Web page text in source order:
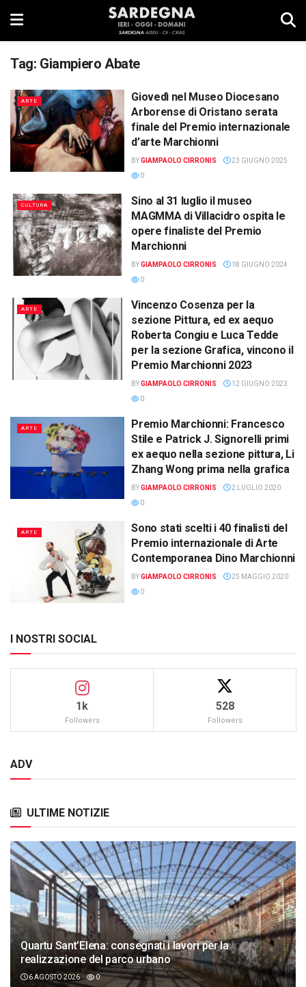
Tag: Giampiero Abate
ARTE
Giovedì nel Museo Diocesano
Arborense di Oristano serata
finale del Premio internazionale
d’arte Marchionni
BYGIAMPAOLO CIRRONIS
23 GIUGNO 2025
0
CULTURA
Sino al 31 luglio il museo
MAGMMA di Villacidro ospita le
opere finaliste del Premio
Marchionni
BYGIAMPAOLO CIRRONIS
18 GIUGNO 2024
0
ARTE
Vincenzo Cosenza per la
sezione Pittura, ed ex aequo
Roberta Congiu e Luca Tedde
per la sezione Grafica, vincono il
Premio Marchionni 2023
BYGIAMPAOLO CIRRONIS
12 GIUGNO 2023
0
ARTE
Premio Marchionni: Francesco
Stile e Patrick J. Signorelli primi
ex aequo nella sezione pittura, Li
Zhang Wong prima nella grafica
BYGIAMPAOLO CIRRONIS
2 LUGLIO 2020
0
ARTE
Sono stati scelti i 40 finalisti del
Premio internazionale di Arte
Contemporanea Dino Marchionni
BYGIAMPAOLO CIRRONIS
25 MAGGIO 2020
0
I NOSTRI SOCIAL
1k
Followers
528
Followers
ADV
ULTIME NOTIZIE
Quartu Sant’Elena: consegnati i lavori per la
realizzazione del parco urbano
6 AGOSTO 2026 0